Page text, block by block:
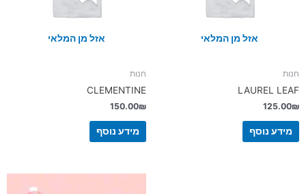
אזל מן המלאי
חנות
LAUREL LEAF
125.00₪
מידע נוסף
אזל מן המלאי
חנות
CLEMENTINE
150.00₪
מידע נוסף